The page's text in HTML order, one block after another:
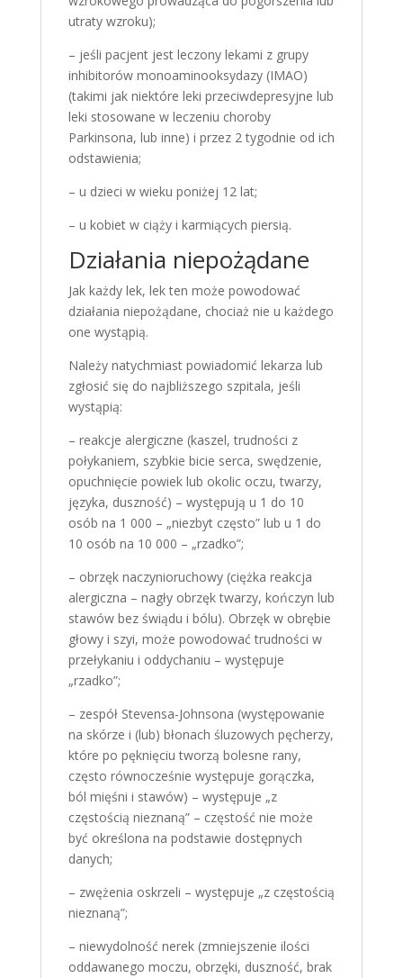
utraty wzroku);
– jeśli pacjent jest leczony lekami z grupy
inhibitorów monoaminooksydazy (IMAO)
(takimi jak niektóre leki przeciwdepresyjne lub
leki stosowane w leczeniu choroby
Parkinsona, lub inne) i przez 2 tygodnie od ich
odstawienia;
– u dzieci w wieku poniżej 12 lat;
– u kobiet w ciąży i karmiących piersią.
Działania niepożądane
Jak każdy lek, lek ten może powodować
działania niepożądane, chociaż nie u każdego
one wystąpią.
Należy natychmiast powiadomić lekarza lub
zgłosić się do najbliższego szpitala, jeśli
wystąpią:
– reakcje alergiczne (kaszel, trudności z
połykaniem, szybkie bicie serca, swędzenie,
opuchnięcie powiek lub okolic oczu, twarzy,
języka, duszność) – występują u 1 do 10
osób na 1 000 – „niezbyt często” lub u 1 do
10 osób na 10 000 – „rzadko”;
– obrzęk naczynioruchowy (ciężka reakcja
alergiczna – nagły obrzęk twarzy, kończyn lub
stawów bez świądu i bólu). Obrzęk w obrębie
głowy i szyi, może powodować trudności w
przełykaniu i oddychaniu – występuje
„rzadko”;
– zespół Stevensa-Johnsona (występowanie
na skórze i (lub) błonach śluzowych pęcherzy,
które po pęknięciu tworzą bolesne rany,
często równocześnie występuje gorączka,
ból mięśni i stawów) – występuje „z
częstością nieznaną” – częstość nie może
być określona na podstawie dostępnych
danych;
– zwężenia oskrzeli – występuje „z częstością
nieznaną”;
– niewydolność nerek (zmniejszenie ilości
oddawanego moczu, obrzęki, duszność, brak